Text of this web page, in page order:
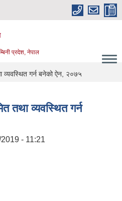
प्रदेश, नेपाल
व्यवस्थित गर्न बनेको ऐन, २०७५
तथा व्यवस्थित गर्न
- 11:21